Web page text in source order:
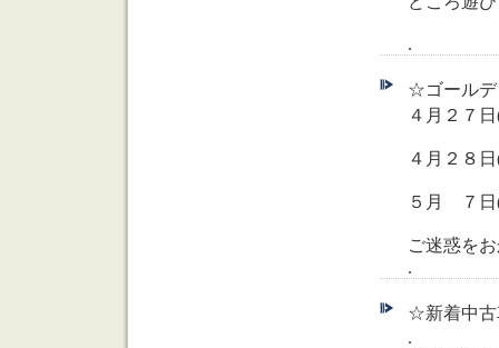
.
☆ゴールデ
４月２７
４月２８
５月 ７
ご迷惑を
.
☆新着中
.